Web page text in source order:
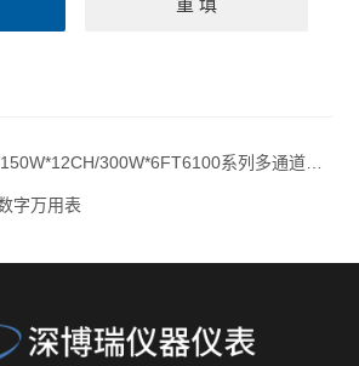
300W*6FT6100系列多通道电子负载阵列
字万用表